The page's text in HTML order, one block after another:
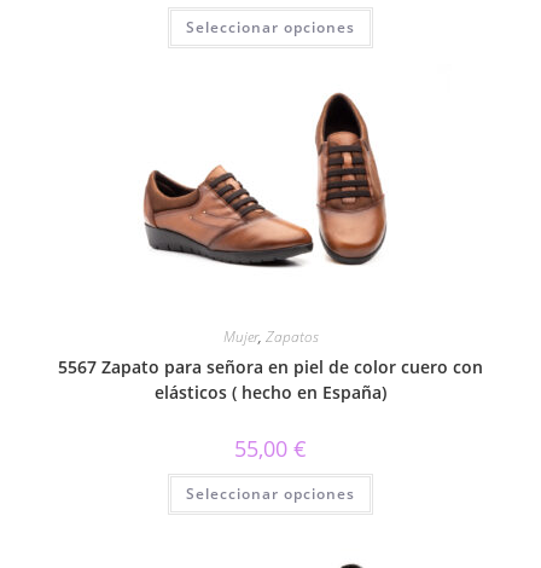
Seleccionar opciones
Este
tiene
pueden
elegir
en
la
página
de
producto
Mujer, Zapatos
5567 Zapato para señora en piel de color cuero con
elásticos ( hecho en España)
55,00 €
Seleccionar opciones
Este
tiene